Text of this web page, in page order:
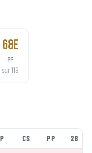
68e
PP
sur119
P CS PP 2B